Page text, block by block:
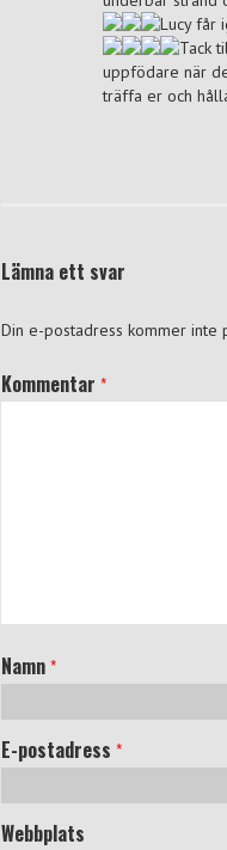
Lucy får
Tack
uppfödare när
träffa er och
Lämna ett svar
Din e-postadress kommer inte
Kommentar *
Namn *
E-postadress *
Webbplats